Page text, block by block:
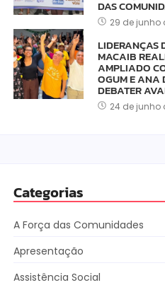
DAS
29 de junho
LIDERANÇAS
MACAIB
AMPLIADO
OGUM E ANA
DEBATER
24 de junho
Categorias
A Força das Comunidades
Apresentação
Assistência Social